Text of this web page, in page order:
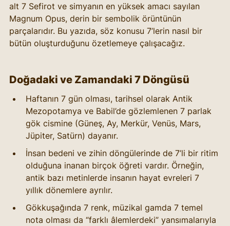
alt 7 Sefirot ve simyanın en yüksek amacı sayılan
Magnum Opus, derin bir sembolik örüntünün
parçalarıdır. Bu yazıda, söz konusu 7’lerin nasıl bir
bütün oluşturduğunu özetlemeye çalışacağız.
Doğadaki ve Zamandaki 7 Döngüsü
Haftanın 7 gün olması, tarihsel olarak Antik
Mezopotamya ve Babil’de gözlemlenen 7 parlak
gök cismine (Güneş, Ay, Merkür, Venüs, Mars,
Jüpiter, Satürn) dayanır.
İnsan bedeni ve zihin döngülerinde de 7’li bir ritim
olduğuna inanan birçok öğreti vardır. Örneğin,
antik bazı metinlerde insanın hayat evreleri 7
yıllık dönemlere ayrılır.
Gökkuşağında 7 renk, müzikal gamda 7 temel
nota olması da “farklı âlemlerdeki” yansımalarıyla